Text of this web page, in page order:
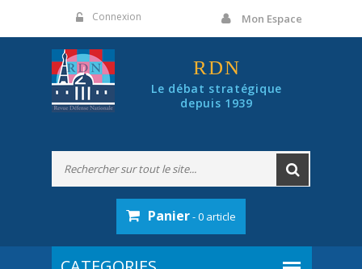
Connexion Mon Espace
RDN
Le débat stratégique
depuis 1939
Panier- 0 article